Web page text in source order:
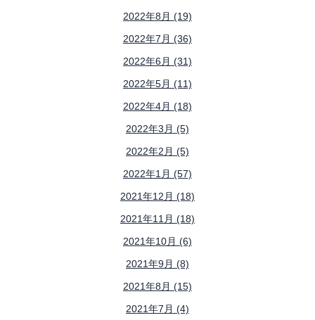
2022年8月 (19)
2022年7月 (36)
2022年6月 (31)
2022年5月 (11)
2022年4月 (18)
2022年3月 (5)
2022年2月 (5)
2022年1月 (57)
2021年12月 (18)
2021年11月 (18)
2021年10月 (6)
2021年9月 (8)
2021年8月 (15)
2021年7月 (4)